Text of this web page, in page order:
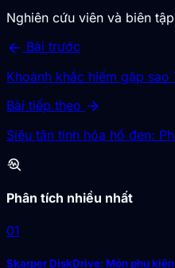
Nghiên cứu viên và biên
arrow_back Bài trước
Khoảnh khắc hiếm gặp
Bài tiếp theo arrow_forward
Siêu tân tinh hóa hố đen:
troubleshoot
Phân tích nhiều nhất
01
Skarper DiskDrive: Món phụ